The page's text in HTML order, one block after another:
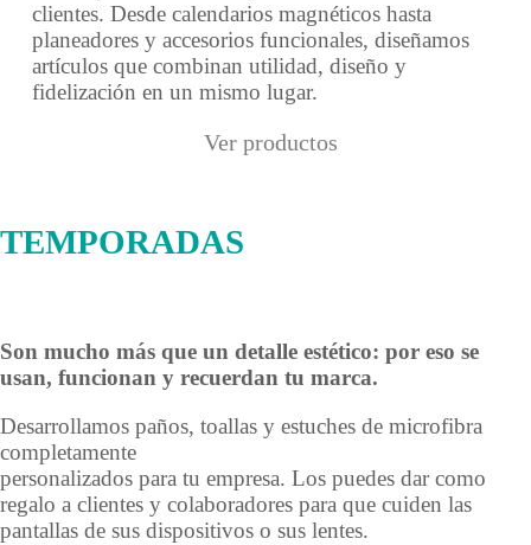
clientes. Desde calendarios magnéticos hasta
planeadores y accesorios funcionales, diseñamos
artículos que combinan utilidad, diseño y
fidelización en un mismo lugar.
Ver productos
TEMPORADAS
Son mucho más que un detalle estético: por eso se
usan, funcionan y recuerdan tu marca.
Desarrollamos paños, toallas y estuches de microfibra
completamente
personalizados para tu empresa. Los puedes dar como
regalo a clientes y colaboradores para que cuiden las
pantallas de sus dispositivos o sus lentes.